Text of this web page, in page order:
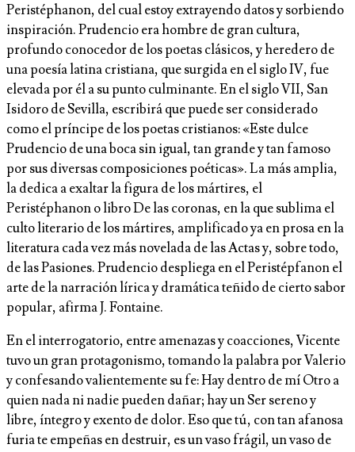
Peristéphanon, del cual estoy extrayendo datos y sorbiendo
inspiración. Prudencio era hombre de gran cultura,
profundo conocedor de los poetas clásicos, y heredero de
una poesía latina cristiana, que surgida en el siglo IV, fue
elevada por él a su punto culminante. En el siglo VII, San
Isidoro de Sevilla, escribirá que puede ser considerado
como el príncipe de los poetas cristianos: «Este dulce
Prudencio de una boca sin igual, tan grande y tan famoso
por sus diversas composiciones poéticas». La más amplia,
la dedica a exaltar la figura de los mártires, el
Peristéphanon o libro De las coronas, en la que sublima el
culto literario de los mártires, amplificado ya en prosa en la
literatura cada vez más novelada de las Actas y, sobre todo,
de las Pasiones. Prudencio despliega en el Peristépfanon el
arte de la narración lírica y dramática teñido de cierto sabor
popular, afirma J. Fontaine.
En el interrogatorio, entre amenazas y coacciones, Vicente
tuvo un gran protagonismo, tomando la palabra por Valerio
y confesando valientemente su fe: Hay dentro de mí Otro a
quien nada ni nadie pueden dañar; hay un Ser sereno y
libre, íntegro y exento de dolor. Eso que tú, con tan afanosa
furia te empeñas en destruir, es un vaso frágil, un vaso de